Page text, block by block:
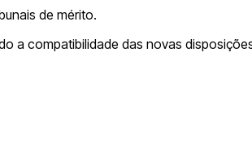
de mérito.
a compatibilidade das novas